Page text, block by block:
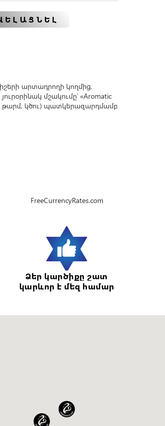
արտադրողի կողմից,
մշակումը՝ «Aromatic
թարմ, կծու) պատկերազարդմամբ
FreeCurrencyRates.com
Ձեր կարծիքը շատ
կարևոր է մեզ համար